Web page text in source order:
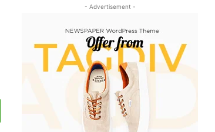
- Advertisement -